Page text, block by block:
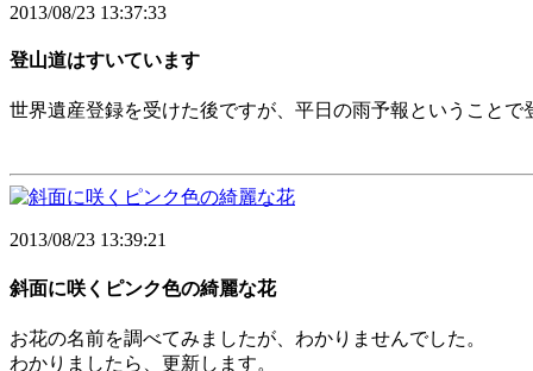
2013/08/23 13:37:33
登山道はすいています
世界遺産登録を受けた後ですが、平日の雨予報ということで
2013/08/23 13:39:21
斜面に咲くピンク色の綺麗な花
お花の名前を調べてみましたが、わかりませんでした。
わかりましたら、更新します。